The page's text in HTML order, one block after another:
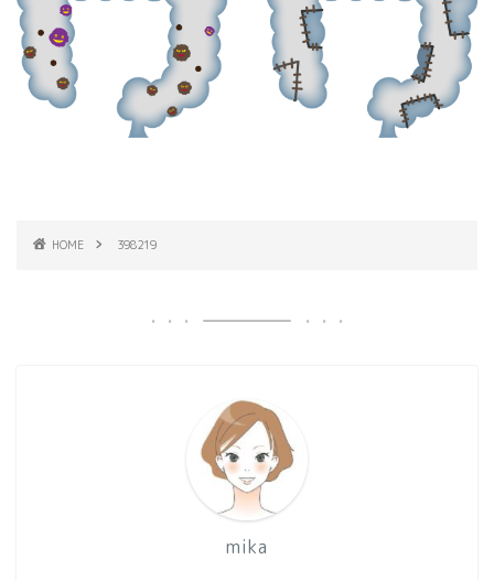
HOME 398219
mika